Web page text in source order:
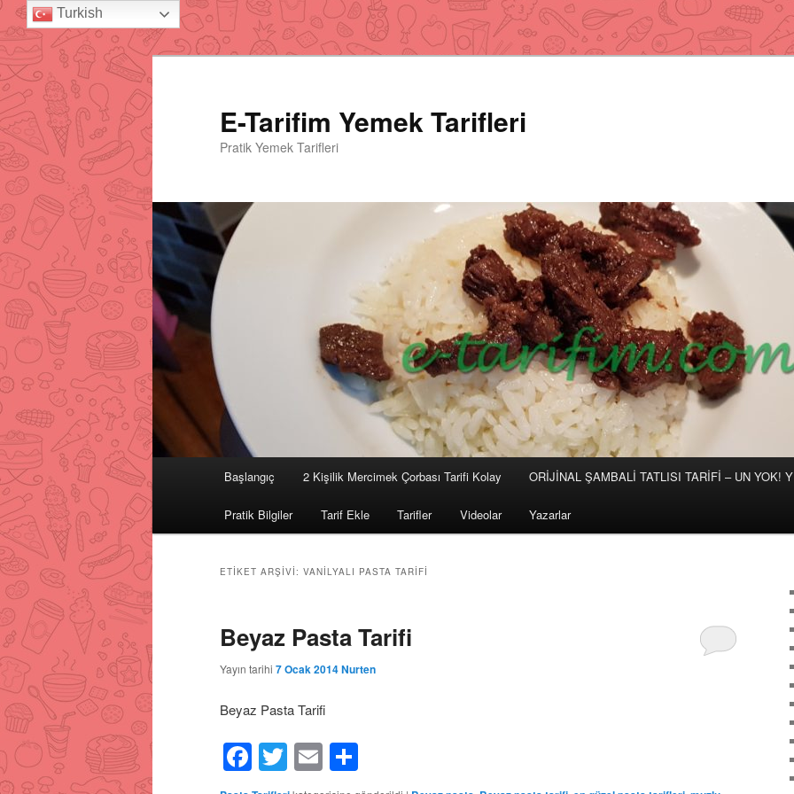
Turkish
E-Tarifim Yemek Tarifleri
Pratik Yemek Tarifleri
Birincil
içeriğe
geç
İkincil
içeriğe
geç
Başlangıç 2 Kişilik Mercimek Çorbası Tarifi Kolay ORİJİNAL ŞAMBALİ TATLISI TARİFİ – UN YOK!
Pratik Bilgiler Tarif Ekle Tarifler Videolar Yazarlar
ETIKET ARŞIVI: VANILYALI PASTA TARIFI
Beyaz Pasta Tarifi
Yayın tarihi 7 Ocak 2014Nurten
Beyaz Pasta Tarifi
Facebook
Twitter
Email